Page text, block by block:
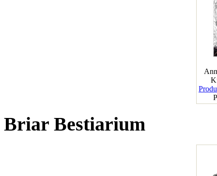
Briar Bestiarium